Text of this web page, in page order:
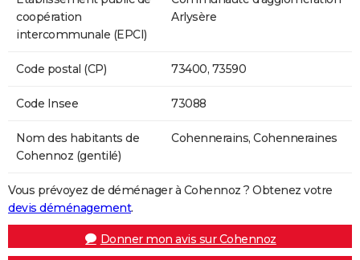
coopération
intercommunale (EPCI)
Arlysère
Code postal (CP) 73400, 73590
Code Insee 73088
Nom des habitants de
Cohennoz (gentilé)
Cohennerains, Cohenneraines
Vous prévoyez de déménager à Cohennoz ? Obtenez votre
devis déménagement.
Donner mon avis sur Cohennoz